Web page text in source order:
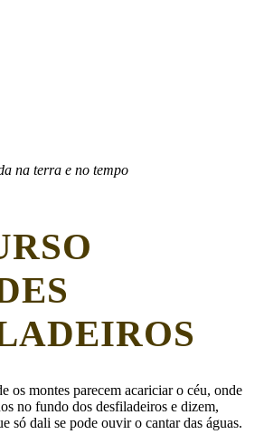
na terra e no tempo
os montes parecem acariciar o céu, onde
no fundo dos desfiladeiros e dizem,
só dali se pode ouvir o cantar das águas.